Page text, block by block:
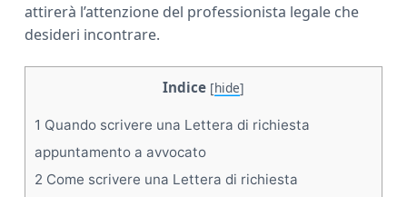
attirerà l’attenzione del professionista legale che
desideri incontrare.
Indice [hide]
1 Quando scrivere una Lettera di richiesta
appuntamento a avvocato
2 Come scrivere una Lettera di richiesta